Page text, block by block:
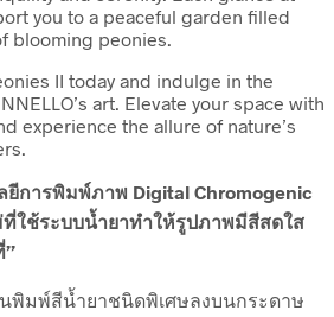
you to a peaceful garden filled
blooming peonies.
II today and indulge in the
art. Elevate your space with
experience the allure of nature’s
ยีการพิมพ์ภาพ Digital Chromogenic
ใช้ระบบน้ำยาทำให้รูปภาพมีสีสดใส
”
พิมพ์สีน้ำยาชนิดพิเศษลงบนกระดาษ